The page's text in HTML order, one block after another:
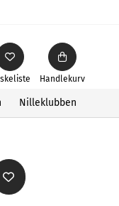
Handlekurv
Nilleklubben